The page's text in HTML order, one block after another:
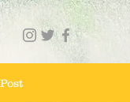
Post